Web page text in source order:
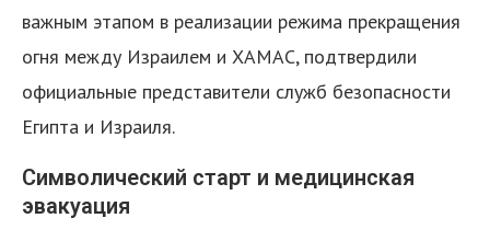
важным этапом в реализации режима прекращения
огня между Израилем и ХАМАС, подтвердили
официальные представители служб безопасности
Египта и Израиля.
Символический старт и медицинская
эвакуация